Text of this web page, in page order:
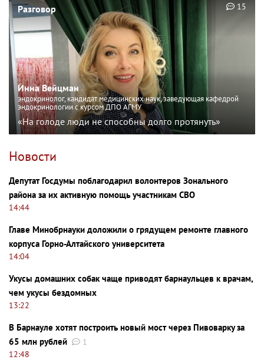
Разговор
Инна Вейцман
эндокринолог, кандидат медицинских наук, заведующая кафедрой
эндокринологии с курсом ДПО АГМУ
«На голоде люди не способны долго протянуть»
15
Новости
Депутат Госдумы поблагодарил волонтеров Зонального
района за их активную помощь участникам СВО
14:44
Главе Минобрнауки доложили о грядущем ремонте главного
корпуса Горно-Алтайского университета
14:04
Укусы домашних собак чаще приводят барнаульцев к врачам,
чем укусы бездомных
13:22
В Барнауле хотят построить новый мост через Пивоварку за
65 млн рублей
1
12:48